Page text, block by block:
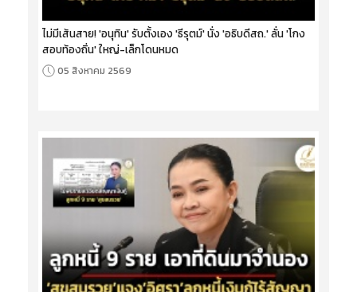
ไม่มีเส้นสาย! 'อนุทิน' รับตั้งเอง 'ธีรุตม์' นั่ง 'อธิบดีสถ.' ลั่น 'โกง
สอบท้องถิ่น' ใหญ่-เล็กโดนหมด
05 สิงหาคม 2569